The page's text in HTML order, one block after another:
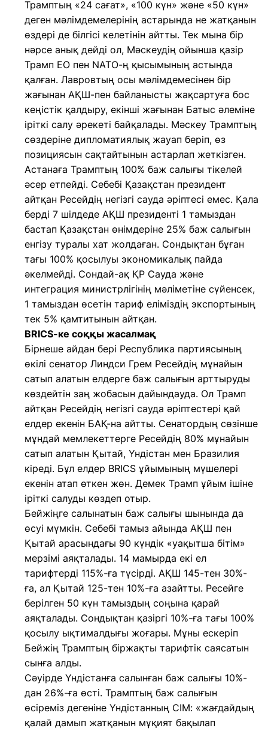
Трамптың «24 сағат», «100 күн» және «50 күн»
деген мәлімдемелерінің астарында не жатқанын
өздері де білгісі келетінін айтты. Тек мына бір
нәрсе анық дейді ол, Мәскеудің ойынша қазір
Трамп ЕО пен NATO-ң қысымының астында
қалған. Лавровтың осы мәлімдемесінен бір
жағынан АҚШ-пен байланысты жақсартуға бос
кеңістік қалдыру, екінші жағынан Батыс әлеміне
іріткі салу әрекеті байқалады. Мәскеу Трамптың
сөздеріне дипломатиялық жауап беріп, өз
позициясын сақтайтынын астарлап жеткізген.
Астанаға Трамптың 100% баж салығы тікелей
әсер етпейді. Себебі Қазақстан президент
айтқан Ресейдің негізгі сауда әріптесі емес. Қала
берді 7 шілдеде АҚШ президенті 1 тамыздан
бастап Қазақстан өнімдеріне 25% баж салығын
енгізу туралы хат жолдаған. Сондықтан бұған
тағы 100% қосылуы экономикалық пайда
әкелмейді. Сондай-ақ ҚР Сауда және
интеграция министрлігінің мәліметіне сүйенсек,
1 тамыздан өсетін тариф еліміздің экспортының
тек 5% қамтитынын айтқан.
BRICS-ке соққы жасалмақ
Бірнеше айдан бері Республика партиясының
өкілі сенатор Линдси Грем Ресейдің мұнайын
сатып алатын елдерге баж салығын арттыруды
көздейтін заң жобасын дайындауда. Ол Трамп
айтқан Ресейдің негізгі сауда әріптестері қай
елдер екенін БАҚ-на айтты. Сенатордың сөзінше
мұндай мемлекеттерге Ресейдің 80% мұнайын
сатып алатын Қытай, Үндістан мен Бразилия
кіреді. Бұл елдер BRICS ұйымының мүшелері
екенін атап өткен жөн. Демек Трамп ұйым ішіне
іріткі салуды көздеп отыр.
Бейжіңге салынатын баж салығы шынында да
өсуі мүмкін. Себебі тамыз айында АҚШ пен
Қытай арасындағы 90 күндік «уақытша бітім»
мерзімі аяқталады. 14 мамырда екі ел
тарифтерді 115%-ға түсірді. АҚШ 145-тен 30%-
ға, ал Қытай 125-тен 10%-ға азайтты. Ресейге
берілген 50 күн тамыздың соңына қарай
аяқталады. Сондықтан қазіргі 10%-ға тағы 100%
қосылу ықтималдығы жоғары. Мұны ескеріп
Бейжің Трамптың біржақты тарифтік саясатын
сынға алды.
Сәуірде Үндістанға салынған баж салығы 10%-
дан 26%-ға өсті. Трамптың баж салығын
өсіреміз дегеніне Үндістанның СІМ: «жағдайдың
қалай дамып жатқанын мұқият бақылап